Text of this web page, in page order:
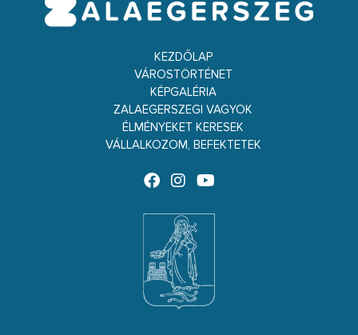
KEZDŐLAP
VÁROSTÖRTÉNET
KÉPGALÉRIA
ZALAEGERSZEGI VAGYOK
ÉLMÉNYEKET KERESEK
VÁLLALKOZOM, BEFEKTETEK